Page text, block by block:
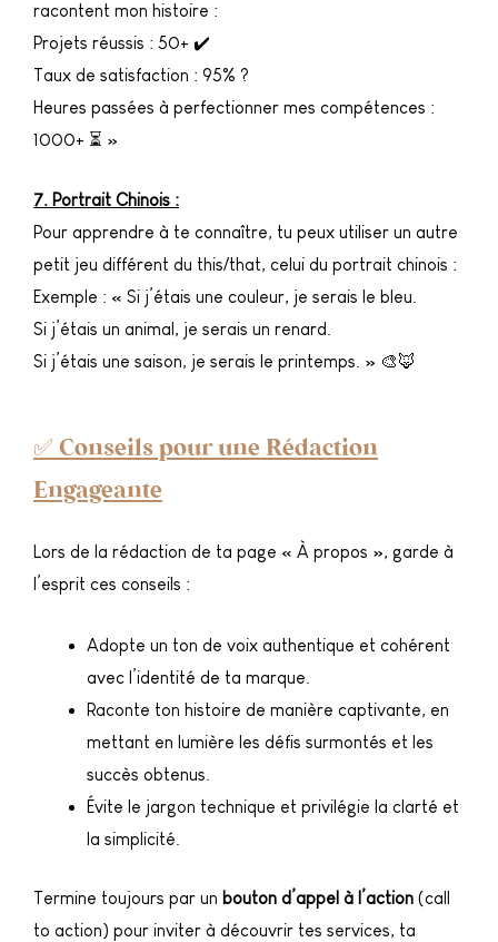
racontent mon histoire :
Projets réussis : 50+ ✔️
Taux de satisfaction : 95% ?
Heures passées à perfectionner mes compétences :
1000+ ⏳ »
7. Portrait Chinois :
Pour apprendre à te connaître, tu peux utiliser un autre
petit jeu différent du this/that, celui du portrait chinois :
Exemple : « Si j’étais une couleur, je serais le bleu.
Si j’étais un animal, je serais un renard.
Si j’étais une saison, je serais le printemps. » 🎨🦊
✅ Conseils pour une Rédaction
Engageante
Lors de la rédaction de ta page « À propos », garde à
l’esprit ces conseils :
Adopte un ton de voix authentique et cohérent
avec l’identité de ta marque.
Raconte ton histoire de manière captivante, en
mettant en lumière les défis surmontés et les
succès obtenus.
Évite le jargon technique et privilégie la clarté et
la simplicité.
Termine toujours par un bouton d’appel à l’action (call
to action) pour inviter à découvrir tes services, ta